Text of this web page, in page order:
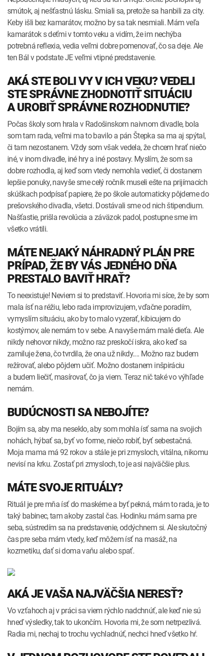
smútok, aj nešťastnú lásku. Smiali sa, pretože sa hanbili za city.
Keby išli bez kamarátov, možno by sa tak nesmiali. Mám veľa
kamarátok s deťmi v tomto veku a vidím, že im nechýba
potrebná reflexia, vedia veľmi dobre pomenovať, čo sa deje. Ale
ten Bál v podstate JE veľmi vtipné predstavenie.
AKÁ STE BOLI VY V ICH VEKU? VEDELI
STE SPRÁVNE ZHODNOTIŤ SITUÁCIU
A UROBIŤ SPRÁVNE ROZHODNUTIE?
Počas školy som hrala v Radošinskom naivnom divadle, bola
som tam rada, veľmi ma to bavilo a pán Štepka sa ma aj spýtal,
či tam nezostanem. Vždy som však vedela, že chcem hrať niečo
iné, v inom divadle, iné hry a iné postavy. Myslím, že som sa
dobre rozhodla, aj keď som vtedy nemohla vedieť, či dostanem
lepšie ponuky, navyše sme celý ročník museli ešte na prijímacích
skúškach podpísať papiere, že po škole automaticky pôjdeme do
prešovského divadla, všetci. Dostávali sme od nich štipendium.
Našťastie, prišla revolúcia a záväzok padol, postupne sme im
všetko vrátili.
MÁTE NEJAKÝ NÁHRADNÝ PLÁN PRE
PRÍPAD, ŽE BY VÁS JEDNÉHO DŇA
PRESTALO BAVIŤ HRAŤ?
To neexistuje! Neviem si to predstaviť. Hovoria mi síce, že by som
mala ísť na réžiu, lebo rada improvizujem, vďačne poradím,
vymyslím situáciu, ako by to malo vyzerať, kibicujem do
kostýmov, ale nemám to v sebe. A navyše mám malé dieťa. Ale
nikdy nehovor nikdy, možno raz preskočí iskra, ako keď sa
zamiluje žena, čo tvrdila, že ona už nikdy.... Možno raz budem
režírovať, alebo pôjdem učiť. Možno dostanem inšpiráciu
a budem liečiť, masírovať, čo ja viem. Teraz nič také vo výhľade
nemám.
BUDÚCNOSTI SA NEBOJÍTE?
Bojím sa, aby ma neseklo, aby som mohla ísť sama na svojich
nohách, hýbať sa, byť vo forme, niečo robiť, byť sebestačná.
Moja mama má 92 rokov a stále je pri zmysloch, vitálna, nikomu
nevisí na krku. Zostať pri zmysloch, to je asi najväčšie plus.
MÁTE SVOJE RITUÁLY?
Rituál je pre mňa ísť do maskérne a byť pekná, mám to rada, je to
taký babinec, tam akoby zastal čas. Hodinku mám sama pre
seba, sústredím sa na predstavenie, oddýchnem si. Ale skutočný
čas pre seba mám vtedy, keď môžem ísť na masáž, na
kozmetiku, dať si doma vaňu alebo spať.
AKÁ JE VAŠA NAJVÄČŠIA NERESŤ?
Vo vzťahoch aj v práci sa viem rýchlo nadchnúť, ale keď nie sú
hneď výsledky, tak to ukončím. Hovoria mi, že som netrpezlivá.
Radia mi, nechaj to trochu vychladnúť, nechci hneď všetko hŕ.